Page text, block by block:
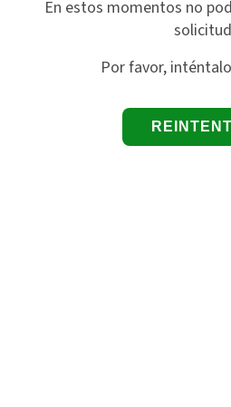
En estos momentos no
solicitud
Por favor,